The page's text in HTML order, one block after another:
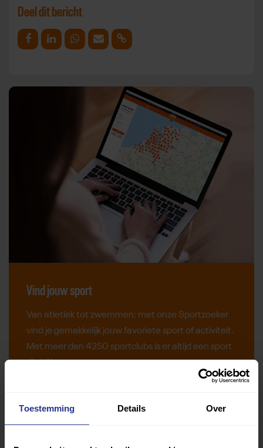
Toestemming Details Over
Deel dit bericht
Deel op Facebook
Deel op LinkedinDeel op Whatsapp
Mail link Kopieer link
Vind jouw sport
Van atletiek tot zwemmen: met onze Sportzoeker
vind je gemakkelijk jouw favoriete sport of activiteit.
Met meer dan 4250 sportclubs is er altijd een sport
die bij je past.